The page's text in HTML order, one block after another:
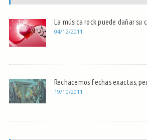
La música rock puede dañar su
04/12/2011
Rechacemos fechas exactas,
19/10/2011